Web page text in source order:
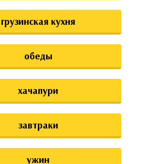
грузинская кухня
обеды
хачапури
завтраки
ужин